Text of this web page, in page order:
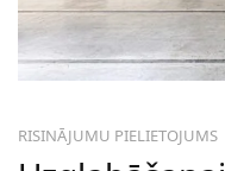
RISINĀJUMU PIELIETOJUMS